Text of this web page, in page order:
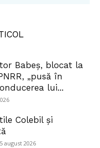
Babeș, blocat la
„pusă în
lui...
Colebil și
5 august 2026